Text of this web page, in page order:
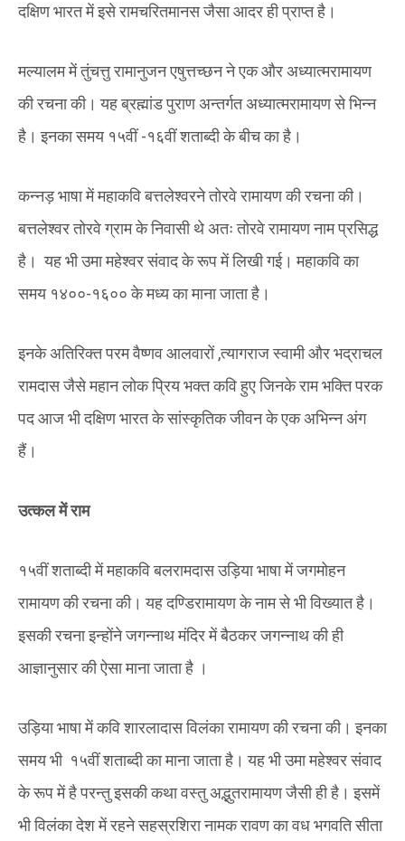
दक्षिण भारत में इसे रामचरितमानस जैसा आदर ही प्राप्त है।
मल्यालम में तुंचत्तु रामानुजन एषुत्तच्छन ने एक और अध्यात्मरामायण
की रचना की। यह ब्रह्मांड पुराण अन्तर्गत अध्यात्मरामायण से भिन्न
है। इनका समय १५वीं -१६वीं शताब्दी के बीच का है।
कन्नड़ भाषा में महाकवि बत्तलेश्वरने तोरवे रामायण की रचना की।
बत्तलेश्वर तोरवे ग्राम के निवासी थे अतः तोरवे रामायण नाम प्रसिद्ध
है। यह भी उमा महेश्वर संवाद के रूप में लिखी गई। महाकवि का
समय १४००-१६०० के मध्य का माना जाता है।
इनके अतिरिक्त परम वैष्णव आलवारों ,त्यागराज स्वामी और भद्राचल‌
रामदास जैसे महान लोक प्रिय भक्त कवि हुए जिनके राम भक्ति परक
पद आज भी दक्षिण भारत के सांस्कृतिक जीवन के एक अभिन्न अंग
हैं।
उत्कल में राम
१५वीं शताब्दी में महाकवि बलरामदास उड़िया भाषा में जगमोहन
रामायण की रचना की। यह दण्डिरामायण के नाम से भी विख्यात है।
इसकी रचना इन्होंने जगन्नाथ मंदिर में बैठकर जगन्नाथ की ही
आज्ञानुसार की ऐसा माना जाता है ‌।
उड़िया भाषा में कवि शारलादास विलंका रामायण की रचना की। इनका
समय भी १५वीं शताब्दी का माना जाता है। यह भी उमा महेश्वर संवाद
के रूप में है परन्तु इसकी कथा वस्तु अद्भुतरामायण जैसी ही है। इसमें
भी विलंका देश में रहने सहस्रशिरा नामक रावण का वध भगवति सीता